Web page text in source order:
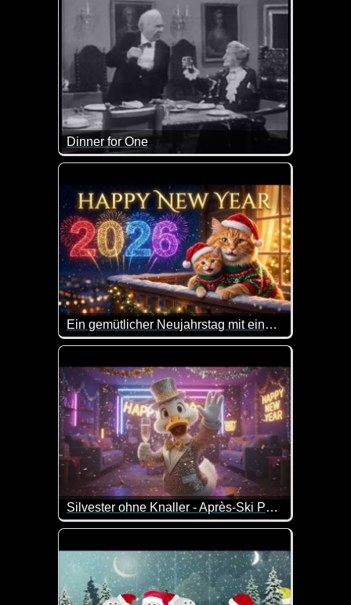
Dinner for One
Ein Klassiker und ein absolutes Muss für jedes
Ein gemütlicher Neujahrstag mit einer Katzenfamilie
Ein tolles Video wie die goldige Katzenfamilie
Silvester ohne Knaller - Après-Ski Party Song
Ganz egal ob ohne Feuerwerk, ohne Böller oder